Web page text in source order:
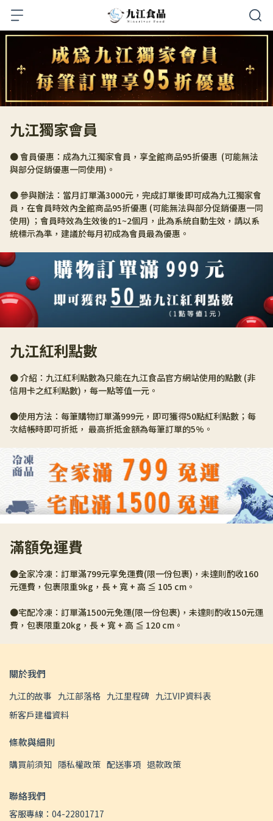
九江獨家會員
● 會員優惠：成為九江獨家會員，享全館商品95折優惠  (可能無法
與部分促銷優惠一同使用)。
● 參與辦法：當月訂單滿3000元，完成訂單後即可成為九江獨家會
員，在會員時效內全館商品95折優惠 (可能無法與部分促銷優惠一同
使用) ；會員時效為生效後的1~2個月，此為系統自動生效，請以系
統標示為準，建議於每月初成為會員最為優惠。
九江紅利點數
● 介紹：九江紅利點數為只能在九江食品官方網站使用的點數 (非
信用卡之紅利點數)，每一點等值一元。
●使用方法：每筆購物訂單滿999元，即可獲得50點紅利點數；每
次結帳時即可折抵， 最高折抵金額為每筆訂單的5%。
滿額免運費
●全家冷凍：訂單滿799元享免運費(限一份包裹)，未達則酌收160
元運費，包裹限重9kg，長 + 寬 + 高 ≦ 105 cm。
●宅配冷凍：訂單滿1500元免運(限一份包裹)，未達則酌收150元運
費，包裹限重20kg，長 + 寬 + 高 ≦ 120 cm。
關於我們
九江的故事 九江部落格 九江里程碑 九江VIP資料表
新客戶建檔資料
條款與細則
購買前須知 隱私權政策 配送事項 退款政策
聯絡我們
客服專線：04-22801717